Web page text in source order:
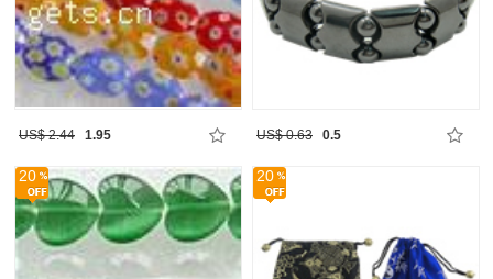
US$ 2.44 1.95 US$ 0.63 0.5
20 20